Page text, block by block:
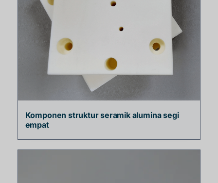
Komponen struktur seramik alumina segi
empat